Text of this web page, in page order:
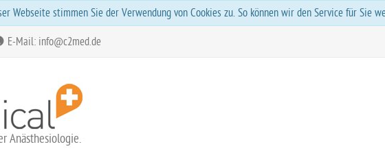
Webseite stimmen Sie der Verwendung von Cookies zu. So können wir den Service für Sie
E-Mail: info@c2med.de
Anästhesiologie.